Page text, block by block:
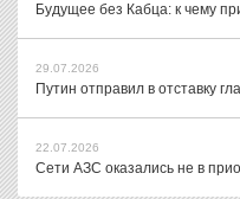
Будущее без Кабца: к чему
29.07.2026
Путин отправил в отставку
22.07.2026
Сети АЗС оказались не в